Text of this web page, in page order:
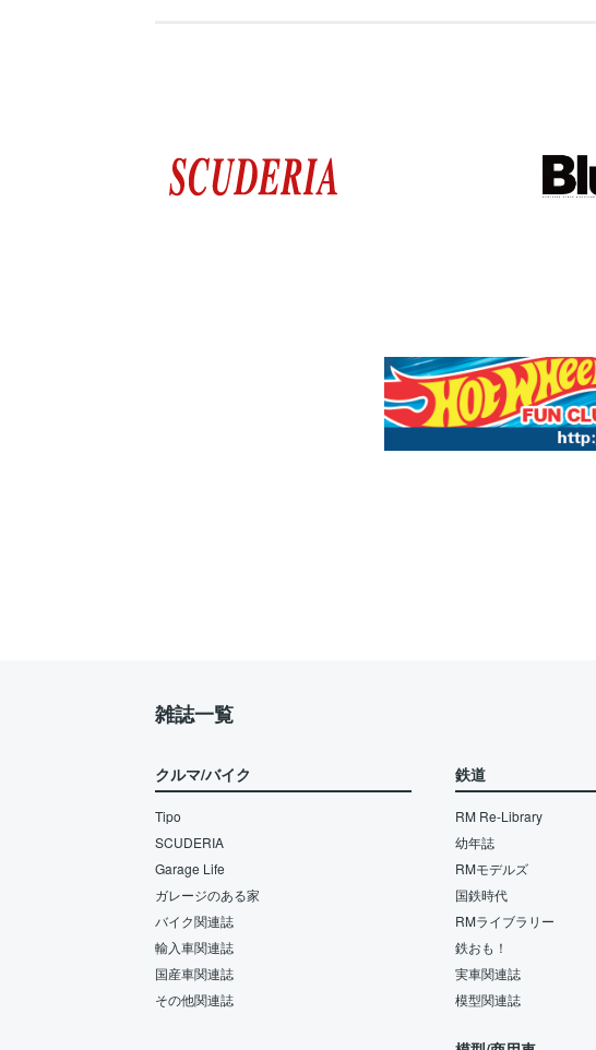
雑誌一覧
クルマ/バイク
Tipo
SCUDERIA
Garage Life
ガレージのある家
バイク関連誌
輸入車関連誌
国産車関連誌
その他関連誌
鉄道
RM Re-Library
幼年誌
RMモデルズ
国鉄時代
RMライブラリー
鉄おも！
実車関連誌
模型関連誌